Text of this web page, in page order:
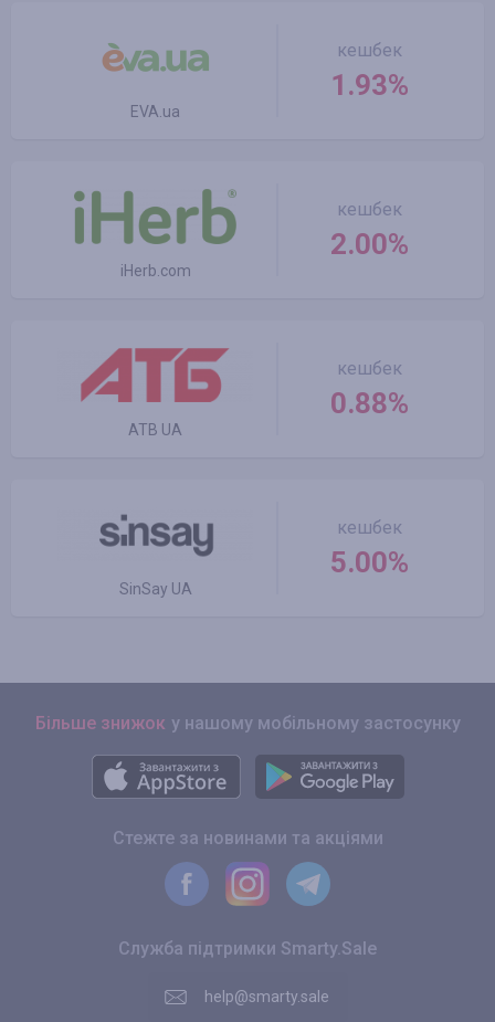
EVA.ua
кешбек
1.93%
iHerb.com
кешбек
2.00%
ATB UA
кешбек
0.88%
SinSay UA
кешбек
5.00%
Більше знижок у нашому мобільному застосунку
Стежте за новинами та акціями
Служба підтримки Smarty.Sale
help@smarty.sale